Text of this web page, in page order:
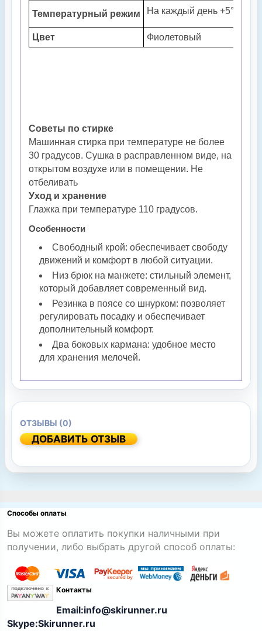
Температурный режим На каждый день
Цвет Фиолетовый
Советы по стирке
Машинная стирка при температуре не более
30 градусов. Сушка в расправленном виде, на
открытом воздухе или в помещении. Не
отбеливать
Уход и хранение
Глажка при температуре 110 градусов.
Особенности
Свободный крой: обеспечивает свободу
движений и комфорт в любой ситуации.
Низ брюк на манжете: стильный элемент,
который добавляет современный вид.
Резинка в поясе со шнурком: позволяет
регулировать посадку и обеспечивает
дополнительный комфорт.
Два боковых кармана: удобное место
для хранения мелочей.
ОТЗЫВЫ (0)
ДОБАВИТЬ ОТЗЫВ
Способы оплаты
Вы можете оплатить покупки наличными при
получении, либо выбрать другой способ оплаты:
Контакты
Email:info@skirunner.ru
Skype:Skirunner.ru